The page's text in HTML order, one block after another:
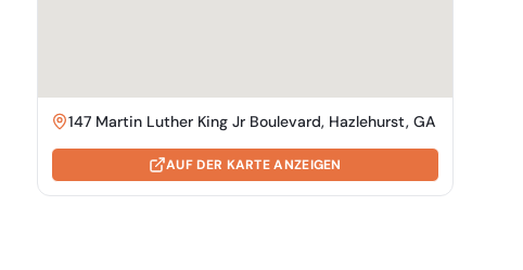
147 Martin Luther King Jr Boulevard, Hazlehurst, GA
AUF DER KARTE ANZEIGEN